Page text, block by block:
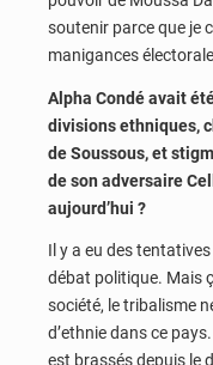
soutenir parce que je
manigances
Alpha Condé avait
divisions ethniques,
de Soussous, et
de son adversaire
aujourd’hui ?
Il y a eu des
débat politique. Mais
société, le tribalisme
d’ethnie dans ce
est brassés depuis le